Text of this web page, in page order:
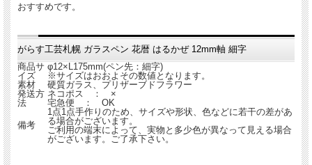
おすすめです。
がらす工芸札幌 ガラスペン 花暦 はるかぜ 12mm軸 細字
商品サ
イズ
φ12×L175mm(ペン先：細字)
※サイズはおおよその数値となります。
素材
硬質ガラス、プリザーブドフラワー
発送方
法
ネコポス ： ×
宅急便 ： OK
備考
1点1点手作りのため、サイズや形状、色などに若干の差があ
る場合がございます。
ご利用の端末によって、実物と多少色が異なって見える場合
がございます。ご了承下さい。